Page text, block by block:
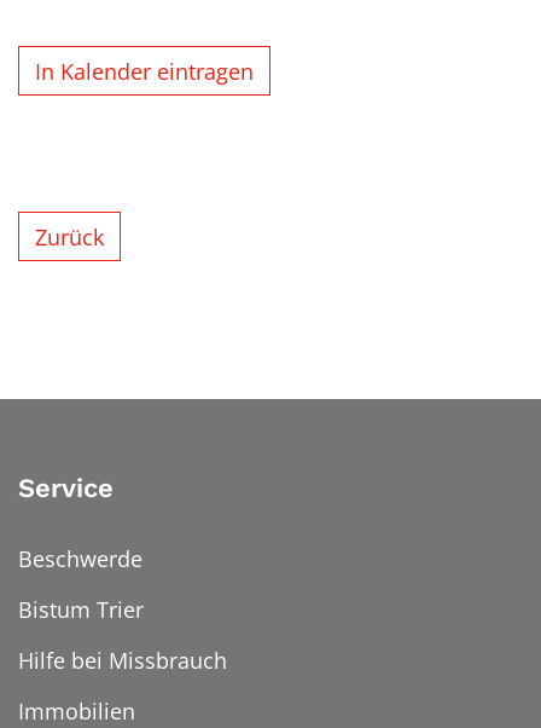
In Kalender eintragen
Zurück
Service
Beschwerde
Bistum Trier
Hilfe bei Missbrauch
Immobilien